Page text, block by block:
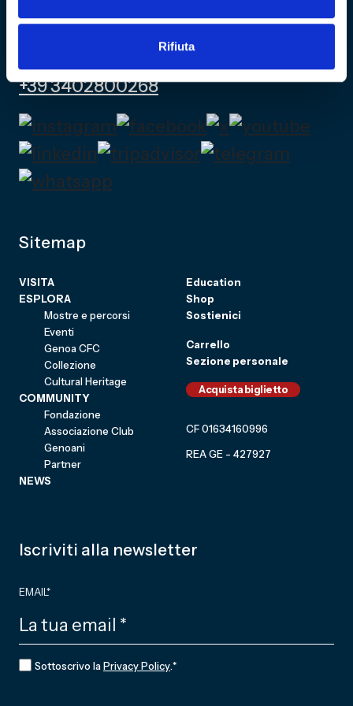
Rifiuta
Via al Porto Antico 4 | 16128 Genova
+39 3402800268
Sitemap
VISITA
ESPLORA
Mostre e percorsi
Eventi
Genoa CFC
Collezione
Cultural Heritage
COMMUNITY
Fondazione
Associazione Club
Genoani
Partner
NEWS
Education
Shop
Sostienici
Carrello
Sezione personale
Acquista biglietto
CF 01634160996
REA GE - 427927
Iscriviti alla newsletter
EMAIL*
CONSENSO*
Sottoscrivo laPrivacy Policy.*